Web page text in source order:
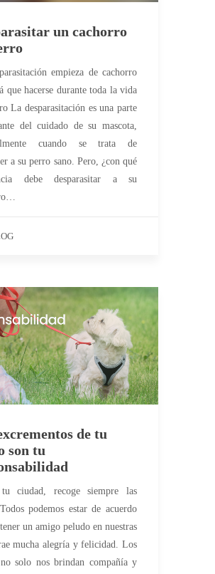
un cachorro
empieza de cachorro
que hacerse durante toda la vida
La desparasitación es una parte
del cuidado de su mascota,
cuando se trata de
a su perro sano. Pero, ¿con qué
debe desparasitar a su
de tu
son tu
ciudad, recoge siempre las
podemos estar de acuerdo
un amigo peludo en nuestras
mucha alegría y felicidad. Los
solo nos brindan compañía y